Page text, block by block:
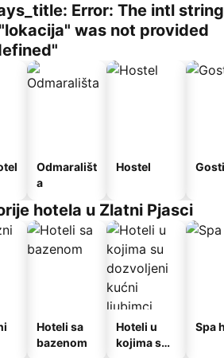
Error: The intl string
was not provided
Odmarališt
a
Hostel
hotela u Zlatni Pjasci
Hoteli sa
bazenom
Hoteli u
kojima su
Spa